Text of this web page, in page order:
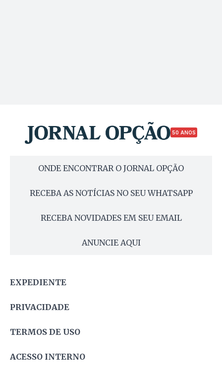
50 ANOS
ONDE ENCONTRAR O JORNAL OPÇÃO
RECEBA AS NOTÍCIAS NO SEU WHATSAPP
RECEBA NOVIDADES EM SEU EMAIL
ANUNCIE AQUI
EXPEDIENTE
PRIVACIDADE
TERMOS DE USO
ACESSO INTERNO